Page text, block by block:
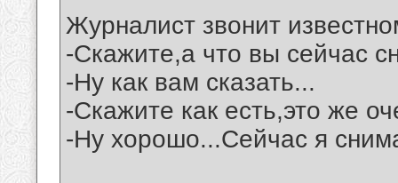
Журналист звонит
-Скажите,а что вы сейчас
-Ну как вам сказать...
-Скажите как есть,это же
-Ну хорошо...Сейчас я